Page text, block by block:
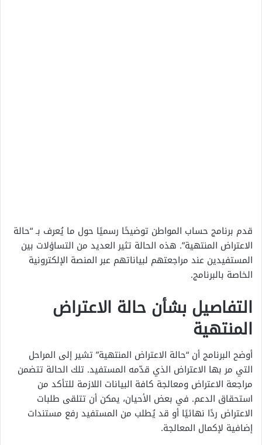
قدم برنامج حساب المواطن توضيحًا رسميًا حول ما يُعرف بـ “حالة
الاعتراض المنتهية”. هذه الحالة تثير العديد من التساؤلات بين
المستفيدين عند مراجعتهم لبياناتهم عبر المنصة الإلكترونية
الخاصة بالبرنامج.
التفاصيل بشأن حالة الاعتراض
المنتهية
أوضح البرنامج أن “حالة الاعتراض المنتهية” تشير إلى المراحل
التي مر بها الاعتراض الذي قدّمه المستفيد. تلك الحالة تتضمن
مراجعة الاعتراض ومعالجة كافة البيانات اللازمة للتأكد من
استحقاق الدعم. في بعض الأحيان، يمكن أن تتلقى طلبات
الاعتراض ردًا نهائيًا أو قد يُطلب من المستفيد رفع مستندات
إضافية لإكمال المعالجة.